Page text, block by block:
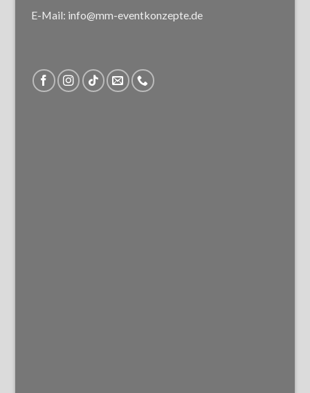
E-Mail: info@mm-eventkonzepte.de